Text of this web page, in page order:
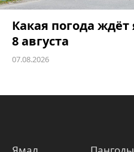
Какая погода ждёт
8 августа
07.08.2026